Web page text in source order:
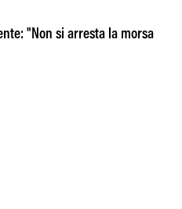
"Non si arresta la morsa